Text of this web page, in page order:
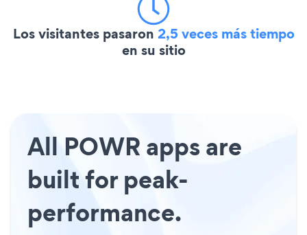
Los visitantes pasaron 2,5 veces más tiempo
en su sitio
All POWR apps are
built for peak-
performance.